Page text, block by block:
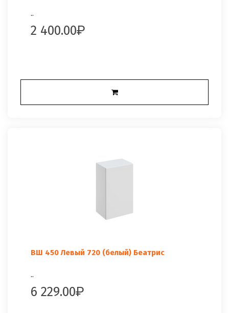
..
2 400.00
ВШ 450 Левый 720 (белый) Беатрис
..
6 229.00